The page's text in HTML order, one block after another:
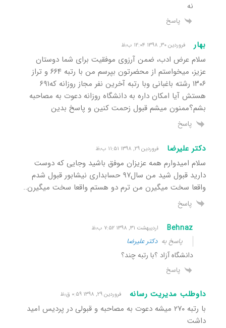
نه
پاسخ
بهار فروردین ۳۰, ۱۳۹۸ ۱۲:۰۴ ب٫ظ
سلام عرض ادب، ضمن آرزوی موفقیت برای شما دوستان
عزیز، میخواستم از محضرتون بپرسم من با رتبه ۶۶۴ و تراز
۱۳۰۶ رشته باغبانی وبا رتبه آخرین نفر مجاز روزانه که۶۹۱
هستش آیا امکان داره به دانشگاه روزانه دعوت به مصاحبه
بشم؟ممنون میشم قبول زحمت کنین و پاسخ بدین
پاسخ
دکتر علیرضا فروردین ۲۹, ۱۳۹۸ ۱۱:۵۱ ب٫ظ
سلام امیدوارم همه عزیزان موفق باشید وجایی که دوست
دارید قبول شید من سال۹۷ حسابداری نیشابور قبول شدم
واقعا سخت میگیرن من ترم دو هستم واقعا سخت میگیرن..
پاسخ
Behnaz اردیبهشت ۳۱, ۱۳۹۸ ۷:۵۲ ب٫ظ
پاسخ بهدکتر علیرضا
دانشگاه آزاد ؟با رتبه چند؟
پاسخ
داوطلب مدیریت رسانه فروردین ۲۹, ۱۳۹۸ ۰:۵۹ ق٫ظ
با رتبه ۲۷۰ میشه دعوت به مصاحبه و قبولی در پردیس امید
داشت